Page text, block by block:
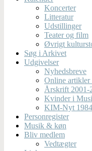
Koncerter
Litteratur
Udstillinger
Teater og film
Øvrigt
Søg i Arkivet
Udgivelser
Nyhedsbreve
Online artikler
Årskrift 2001-
Kvinder i
KIM-Nyt
Personregister
Musik & køn
Bliv medlem
Vedtægter